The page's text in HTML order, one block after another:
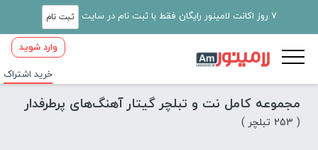
7 روز اکانت لامینور رایگان فقط با ثبت نام در سایت ثبت نام
وارد شوید
خرید اشتراک
مجموعه کامل نت و تبلچر گیتار آهنگ‌های پرطرفدار
( 253 تبلچر )